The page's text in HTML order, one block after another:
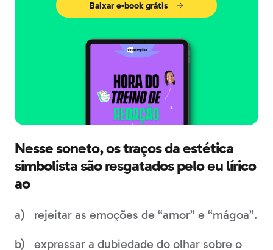
Baixar e-book grátis
Nesse soneto, os traços da estética
simbolista são resgatados pelo eu lírico
ao
rejeitar as emoções de “amor” e “mágoa”.
expressar a dubiedade do olhar sobre o